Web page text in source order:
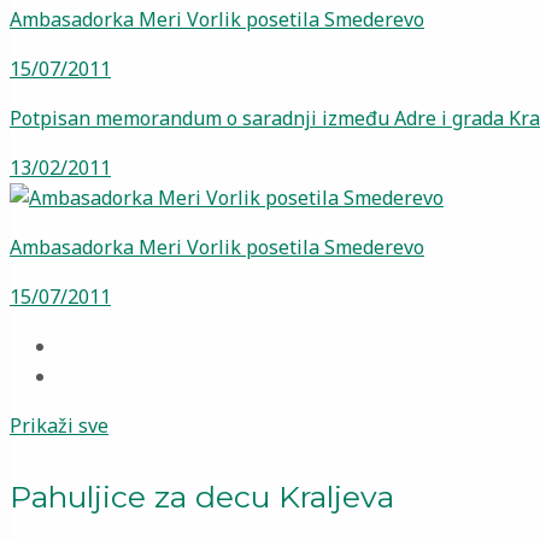
Ambasadorka Meri Vorlik posetila Smederevo
15/07/2011
Potpisan memorandum o saradnji između Adre i grada
13/02/2011
Ambasadorka Meri Vorlik posetila Smederevo
15/07/2011
Prikaži sve
Pahuljice za decu Kraljeva